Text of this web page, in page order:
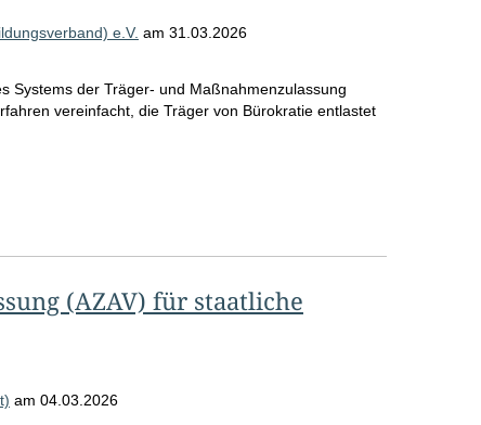
e.V. am 31.03.2026
Systems der Träger- und Maßnahmenzulassung
vereinfacht, die Träger von Bürokratie entlastet
(AZAV) für staatliche
am 04.03.2026